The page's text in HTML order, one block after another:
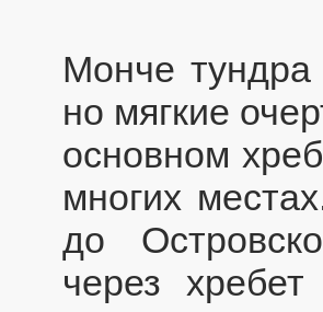
Монче
но мягкие
основном
многих
до
через